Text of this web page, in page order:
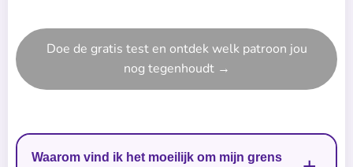
Doe de gratis test en ontdek welk patroon jou
nog tegenhoudt →
Waarom vind ik het moeilijk om mijn grens